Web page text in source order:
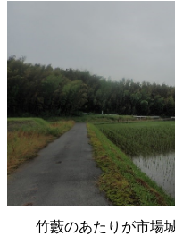
竹藪のあたりが市場